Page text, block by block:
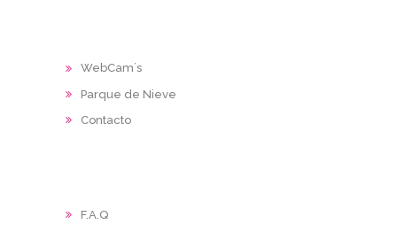
WebCam´s
Parque de Nieve
Contacto
F.A.Q